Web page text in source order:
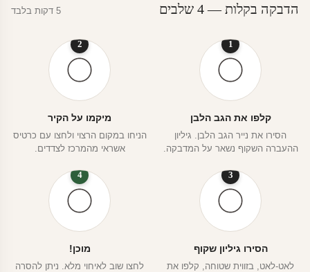
הדבקה בקלות — 4 שלבים 5 דקות בלבד
1
קלפו את הגב הלבן
הסירו את נייר הגב הלבן. גיליון
ההעברה השקוף נשאר על המדבקה.
2
מיקמו על הקיר
הניחו במקום הרצוי ולחצו עם כרטיס
אשראי מהמרכז לצדדים.
3
הסירו גיליון שקוף
לאט-לאט, בזווית שטוחה, קלפו את
4
מוכן!
לחצו שוב לאיחוי מלא. ניתן להסרה